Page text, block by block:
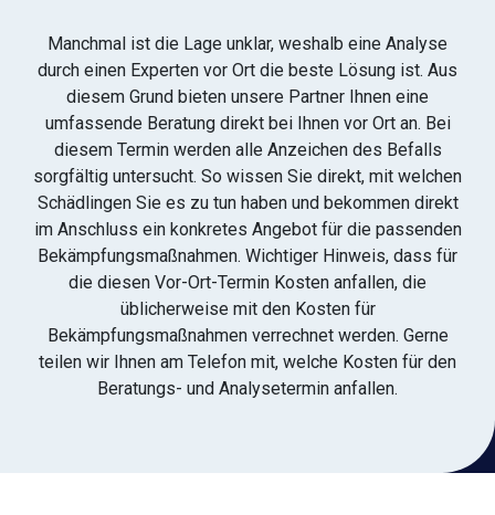
Manchmal ist die Lage unklar, weshalb eine Analyse
durch einen Experten vor Ort die beste Lösung ist. Aus
diesem Grund bieten unsere Partner Ihnen eine
umfassende Beratung direkt bei Ihnen vor Ort an. Bei
diesem Termin werden alle Anzeichen des Befalls
sorgfältig untersucht. So wissen Sie direkt, mit welchen
Schädlingen Sie es zu tun haben und bekommen direkt
im Anschluss ein konkretes Angebot für die passenden
Bekämpfungsmaßnahmen. Wichtiger Hinweis, dass für
die diesen Vor-Ort-Termin Kosten anfallen, die
üblicherweise mit den Kosten für
Bekämpfungsmaßnahmen verrechnet werden. Gerne
teilen wir Ihnen am Telefon mit, welche Kosten für den
Beratungs- und Analysetermin anfallen.